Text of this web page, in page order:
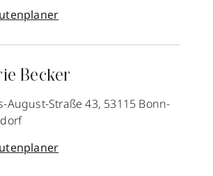
Becker
August-Straße 43, 53115 Bonn-